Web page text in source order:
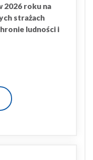
2026 roku na
strażach
ludności i